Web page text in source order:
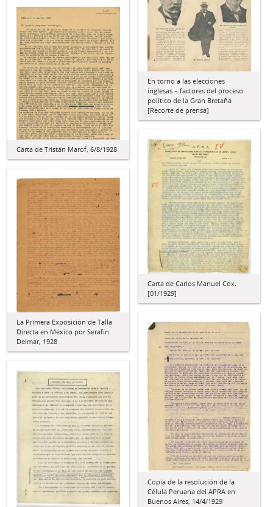
En torno a las elecciones
inglesas – factores del proceso
político de la Gran Bretaña
[Recorte de prensa]
Carta de Tristán Marof, 6/8/1928
Carta de Carlos Manuel Cox,
[01/1929]
La Primera Exposición de Talla
Directa en México por Serafín
Delmar, 1928
Copia de la resolución de la
Célula Peruana del APRA en
Buenos Aires, 14/4/1929